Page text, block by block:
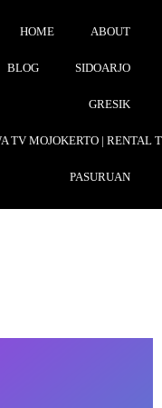
HOME ABOUT
BLOG SIDOARJO
GRESIK
TV MOJOKERTO | RENTAL
PASURUAN